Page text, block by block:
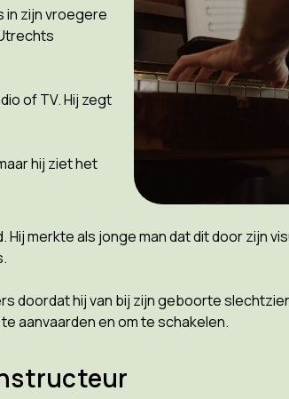
in zijn vroegere
of TV. Hij zegt
hij ziet het
merkte als jonge man dat dit door zijn
doordat hij van bij zijn geboorte
aanvaarden en om te schakelen.